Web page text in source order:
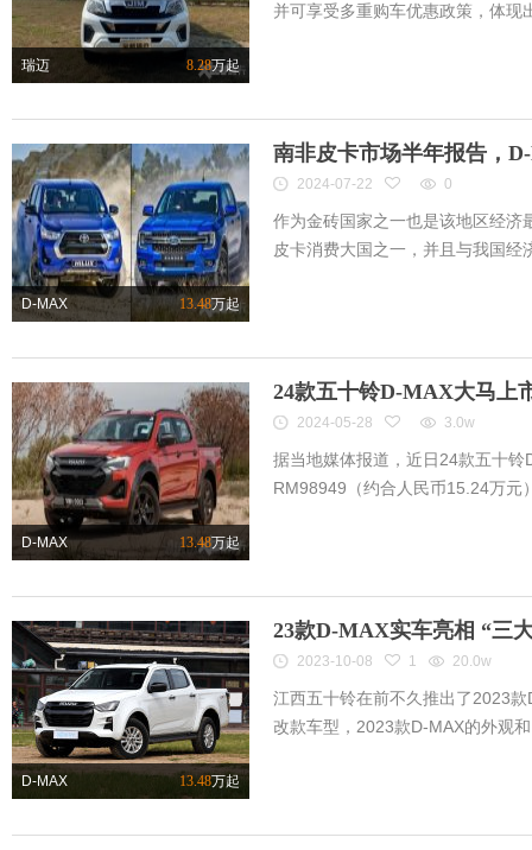
瑞迈 8.28万起
并可享受多重购车优惠政策，体现
D-MAX 13.48万起
南非皮卡市场半年报告，
2024-07-22 0
作为金砖国家之一也是该地区经济
皮卡消费大国之一，并且与我国经
D-MAX 13.48万起
24款五十铃D-MAX大马上
2024-05-28 3.0w
据当地媒体报道，近日24款五十
RM98949（约合人民币15.24万元
D-MAX 13.48万起
23款D-MAX实车亮相 “三
2023-10-08 1 20.0w
江西五十铃在前不久推出了2023
改款车型，2023款D-MAX的外观